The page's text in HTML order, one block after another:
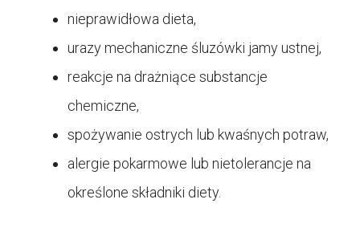
nieprawidłowa dieta,
urazy mechaniczne śluzówki jamy ustnej,
reakcje na drażniące substancje
chemiczne,
spożywanie ostrych lub kwaśnych potraw,
alergie pokarmowe lub nietolerancje na
określone składniki diety.